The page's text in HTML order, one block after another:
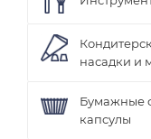
насадки и
Бумажные
капсулы